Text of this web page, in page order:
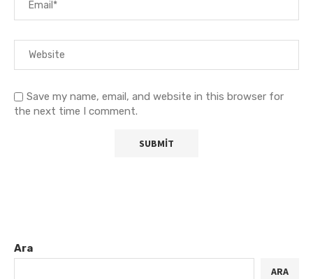
Save my name, email, and website in this browser for
the next time I comment.
Ara
ARA